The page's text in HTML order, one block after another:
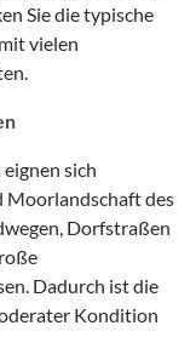
Sie die typische
vielen
sich
Moorlandschaft des
Dorfstraßen
Dadurch ist die
Kondition